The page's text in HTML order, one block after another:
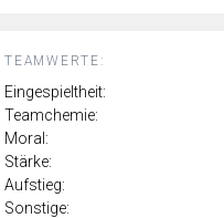
TEAMWERTE:
Eingespieltheit:
Teamchemie:
Moral:
Stärke:
Aufstieg:
Sonstige: